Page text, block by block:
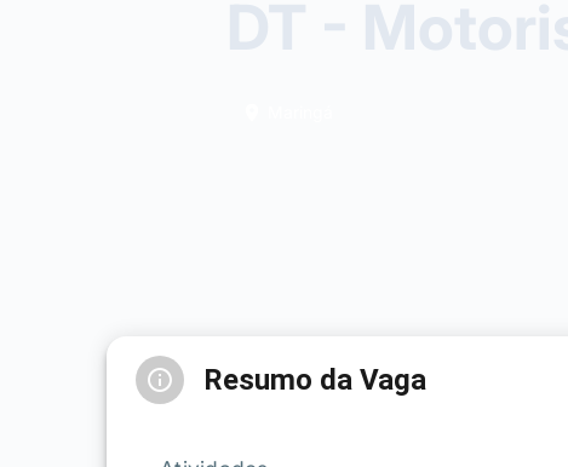
DT -
Resumo da Vaga